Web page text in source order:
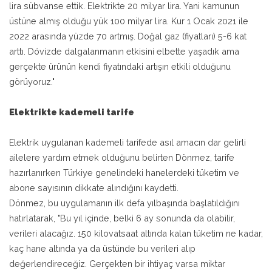
lira sübvanse ettik. Elektrikte 20 milyar lira. Yani kamunun
üstüne almış olduğu yük 100 milyar lira. Kur 1 Ocak 2021 ile
2022 arasında yüzde 70 artmış. Doğal gaz (fiyatları) 5-6 kat
arttı. Dövizde dalgalanmanın etkisini elbette yaşadık ama
gerçekte ürünün kendi fiyatındaki artışın etkili olduğunu
görüyoruz."
Elektrikte kademeli tarife
Elektrik uygulanan kademeli tarifede asıl amacın dar gelirli
ailelere yardım etmek olduğunu belirten Dönmez, tarife
hazırlanırken Türkiye genelindeki hanelerdeki tüketim ve
abone sayısının dikkate alındığını kaydetti.
Dönmez, bu uygulamanın ilk defa yılbaşında başlatıldığını
hatırlatarak, "Bu yıl içinde, belki 6 ay sonunda da olabilir,
verileri alacağız. 150 kilovatsaat altında kalan tüketim ne kadar,
kaç hane altında ya da üstünde bu verileri alıp
değerlendireceğiz. Gerçekten bir ihtiyaç varsa miktar